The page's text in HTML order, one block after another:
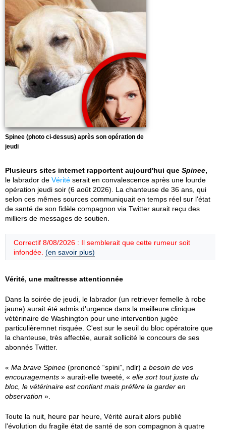
Spinee (photo ci-dessus) après son opération de
jeudi
Plusieurs sites internet rapportent aujourd'hui que Spinee,
le labrador de Vérité serait en convalescence après une lourde
opération jeudi soir (6 août 2026). La chanteuse de 36 ans, qui
selon ces mêmes sources communiquait en temps réel sur l'état
de santé de son fidèle compagnon via Twitter aurait reçu des
milliers de messages de soutien.
Correctif 8/08/2026 : Il semblerait que cette rumeur soit
infondée. (en savoir plus)
Vérité, une maîtresse attentionnée
Dans la soirée de jeudi, le labrador (un retriever femelle à robe
jaune) aurait été admis d'urgence dans la meilleure clinique
vétérinaire de Washington pour une intervention jugée
particulièremnet risquée. C'est sur le seuil du bloc opératoire que
la chanteuse, très affectée, aurait sollicité le concours de ses
abonnés Twitter.
« Ma brave Spinee (prononcé “spini”, ndlr) a besoin de vos
encouragements » aurait-elle tweeté, « elle sort tout juste du
bloc, le vétérinaire est confiant mais préfère la garder en
observation ».
Toute la nuit, heure par heure, Vérité aurait alors publié
l'évolution du fragile état de santé de son compagnon à quatre